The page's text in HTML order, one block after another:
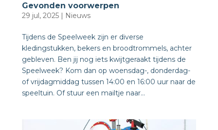
Gevonden voorwerpen
29 jul, 2025| Nieuws
Tijdens de Speelweek zijn er diverse
kledingstukken, bekers en broodtrommels, achter
gebleven. Ben jij nog iets kwijtgeraakt tijdens de
Speelweek? Kom dan op woensdag-, donderdag-
of vrijdagmiddag tussen 14:00 en 16:00 uur naar de
speeltuin. Of stuur een mailtje naar...